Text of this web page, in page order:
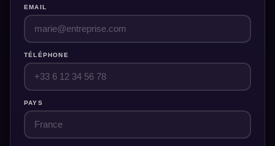
EMAIL
TÉLÉPHONE
PAYS